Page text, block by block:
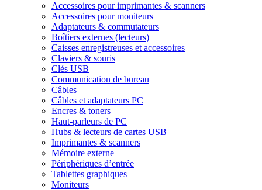
Accessoires pour imprimantes & scanners
Accessoires pour moniteurs
Adaptateurs & commutateurs
Boîtiers externes (lecteurs)
Caisses enregistreuses et accessoires
Claviers & souris
Clés USB
Communication de bureau
Câbles
Câbles et adaptateurs PC
Encres & toners
Haut-parleurs de PC
Hubs & lecteurs de cartes USB
Imprimantes & scanners
Mémoire externe
Périphériques d’entrée
Tablettes graphiques
Moniteurs